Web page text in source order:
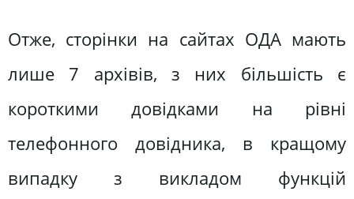
Отже, сторінки на сайтах ОДА мають
лише 7 архівів, з них більшість є
короткими довідками на рівні
телефонного довідника, в кращому
випадку з викладом функцій